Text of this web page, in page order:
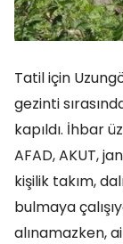
Tatil için
gezinti
kapıldı. İhbar
AFAD, AKUT,
kişilik takım,
bulmaya
alınamazken,